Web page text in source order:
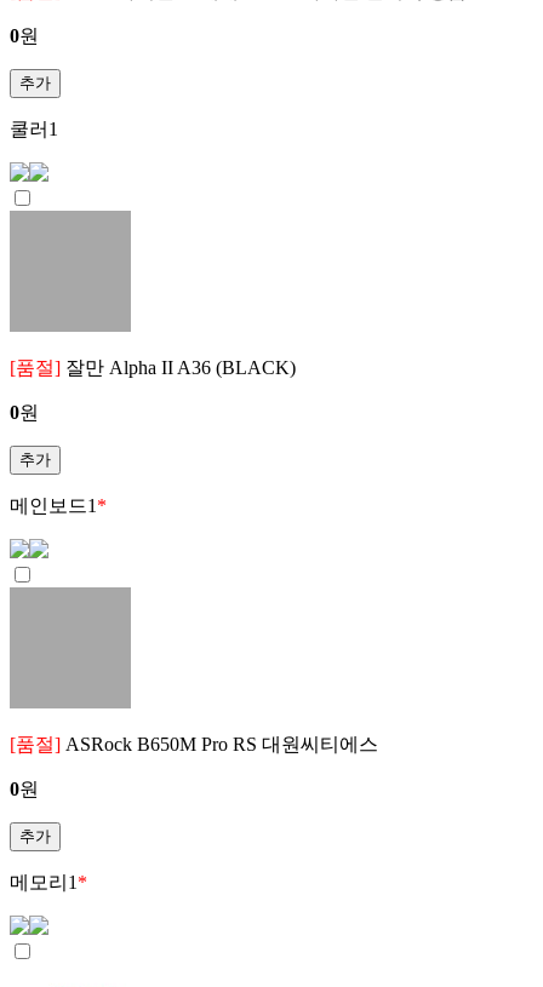
0원
추가
쿨러 1
[품절] 잘만 Alpha II A36 (BLACK)
0원
추가
메인보드1 *
[품절] ASRock B650M Pro RS 대원씨티에스
0원
추가
메모리 1 *